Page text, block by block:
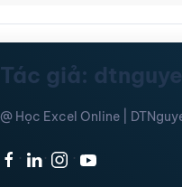
Tác giả:
@ Học Excel Online |
· · ·